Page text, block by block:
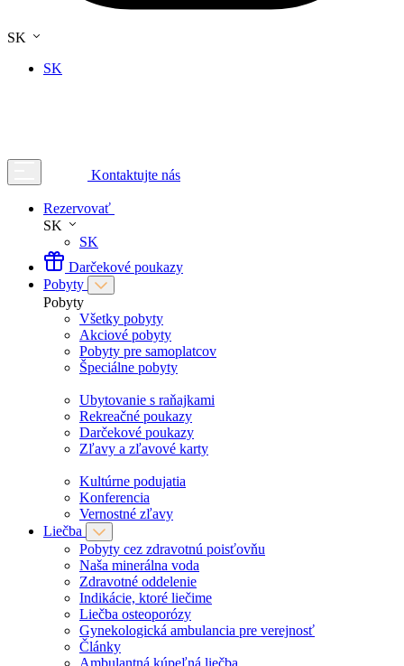
SK
SK
Kontaktujte nás
Rezervovať
SK
SK
Darčekové poukazy
Pobyty
Pobyty
Všetky pobyty
Akciové pobyty
Pobyty pre samoplatcov
Špeciálne pobyty
Ubytovanie s raňajkami
Rekreačné poukazy
Darčekové poukazy
Zľavy a zľavové karty
Kultúrne podujatia
Konferencia
Vernostné zľavy
Liečba
Pobyty cez zdravotnú poisťovňu
Naša minerálna voda
Zdravotné oddelenie
Indikácie, ktoré liečime
Liečba osteoporózy
Gynekologická ambulancia pre verejnosť
Články
Ambulantná kúpeľná liečba